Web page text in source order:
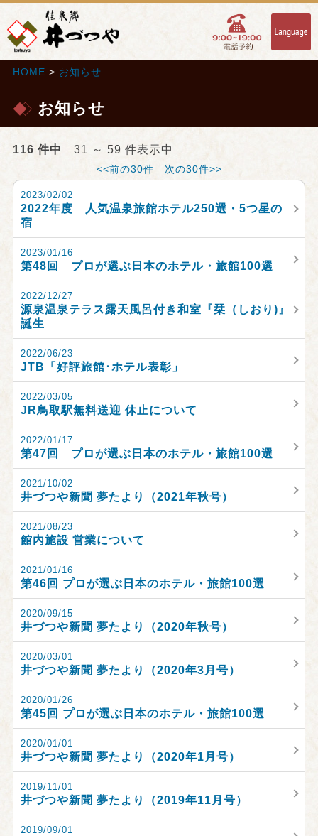
HOME > お知らせ
お知らせ
116 件中 31 ～ 59 件表示中
<<前の30件 次の30件>>
2023/02/02
2022年度 人気温泉旅館ホテル250選・5つ星の
宿
2023/01/16
第48回 プロが選ぶ日本のホテル・旅館100選
2022/12/27
源泉温泉テラス露天風呂付き和室『栞（しおり)』
誕生
2022/06/23
JTB「好評旅館･ホテル表彰」
2022/03/05
JR鳥取駅無料送迎 休止について
2022/01/17
第47回 プロが選ぶ日本のホテル・旅館100選
2021/10/02
井づつや新聞 夢たより（2021年秋号）
2021/08/23
館内施設 営業について
2021/01/16
第46回 プロが選ぶ日本のホテル・旅館100選
2020/09/15
井づつや新聞 夢たより（2020年秋号）
2020/03/01
井づつや新聞 夢たより（2020年3月号）
2020/01/26
第45回 プロが選ぶ日本のホテル・旅館100選
2020/01/01
井づつや新聞 夢たより（2020年1月号）
2019/11/01
井づつや新聞 夢たより（2019年11月号）
2019/09/01